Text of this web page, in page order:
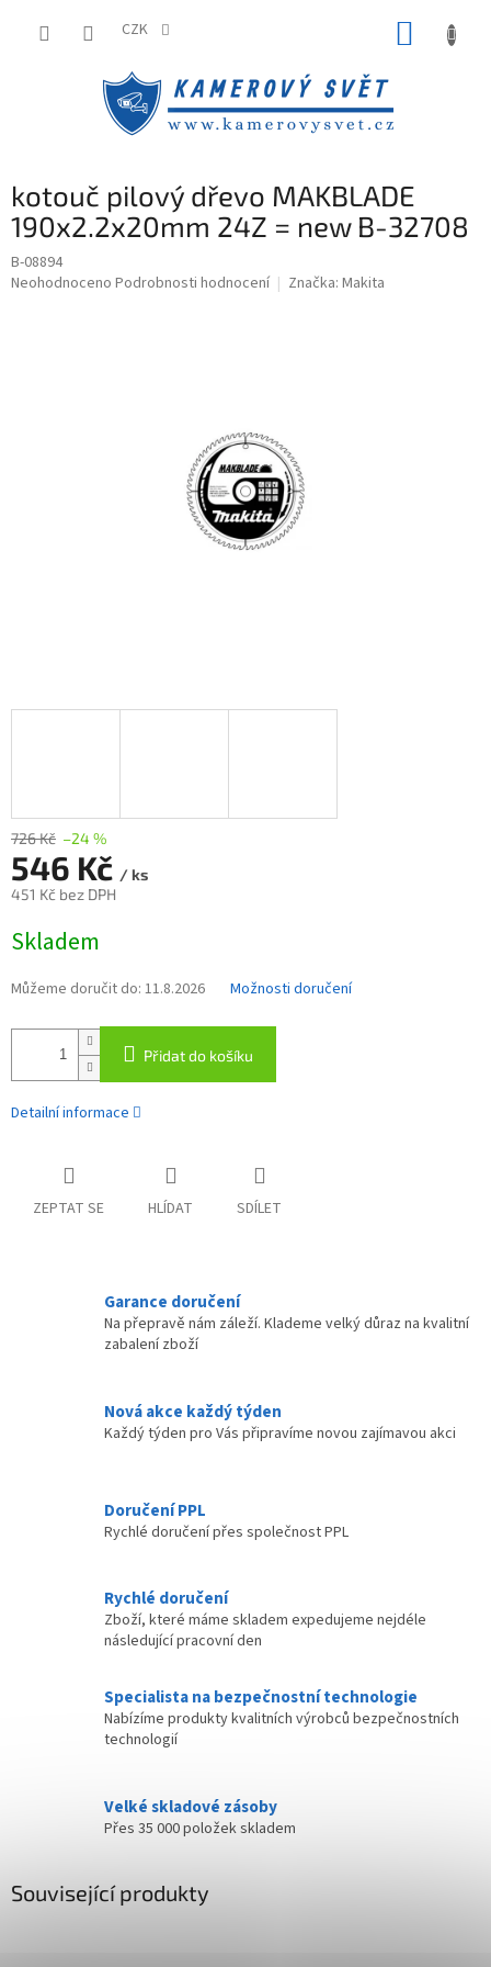
CZK
kotouč pilový dřevo MAKBLADE
190x2.2x20mm 24Z = new B-32708
B-08894
Průměrné
Neohodnoceno Podrobnosti hodnocení Značka: Makita
726 Kč –24 %
546 Kč / ks
451 Kč bez DPH
cena:
Skladem
Můžeme doručit do: 11.8.2026 Možnosti doručení
Přidat do košíku
Detailní informace
ZEPTAT SE HLÍDAT SDÍLET
Garance doručení
Na přepravě nám záleží. Klademe velký důraz na kvalitní
zabalení zboží
Nová akce každý týden
Každý týden pro Vás připravíme novou zajímavou akci
Doručení PPL
Rychlé doručení přes společnost PPL
Rychlé doručení
Zboží, které máme skladem expedujeme nejdéle
následující pracovní den
Specialista na bezpečnostní technologie
Nabízíme produkty kvalitních výrobců bezpečnostních
technologií
Velké skladové zásoby
Přes 35 000 položek skladem
Související produkty